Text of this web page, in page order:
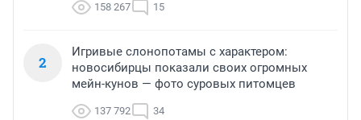
158 267 15
2
Игривые слонопотамы с характером:
новосибирцы показали своих огромных
мейн-кунов — фото суровых питомцев
137 792 34